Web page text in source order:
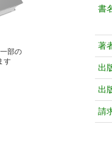
部の
す
書
著
出
出
請